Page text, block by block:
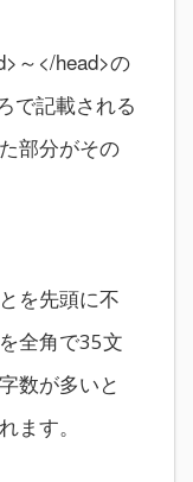
～</head>の
で記載される
部分がその
を先頭に不
全角で35文
数が多いと
ます。